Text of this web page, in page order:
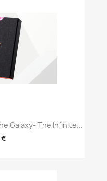
Galaxy- The Infinite...